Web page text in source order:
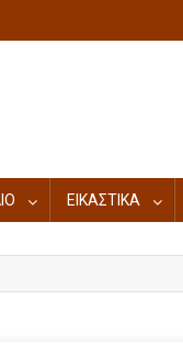
ΕΙΚΑΣΤΙΚΑ